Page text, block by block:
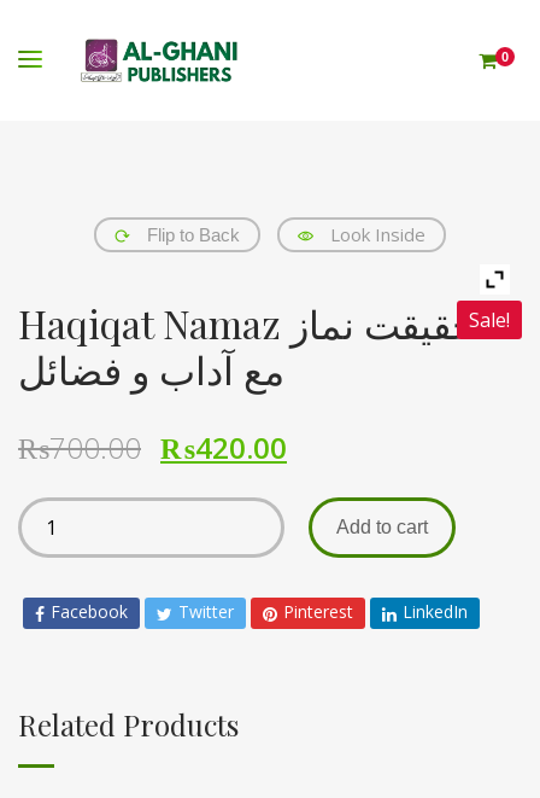
0
Flip to Back Look Inside
Sale!
Haqiqat Namaz حقیقت نماز
مع آداب و فضائل
₨700.00 ₨420.00
Add to cart
Facebook Twitter Pinterest LinkedIn
Related Products